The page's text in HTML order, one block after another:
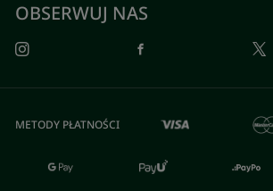
OBSERWUJ NAS
METODY PŁATNOŚCI